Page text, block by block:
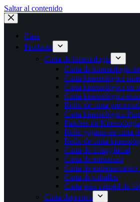
Saltar al contenido
Casa
Producto
Cinta de kinesiología
Cinta de kinesiología
Cinta kinesiológica
Cinta kinesiológica de
Cinta kinesiológica
Rollo de cinta
Cinta kinesiológica
Parches de Kinesiología
Rollo gigante de cinta
Rollo de cinta
Cinta de lifting facial
Cinta de embarazo
Cinta de entrenamiento
Cinta de caballos
Cinta para césped de
Cinta deportiva